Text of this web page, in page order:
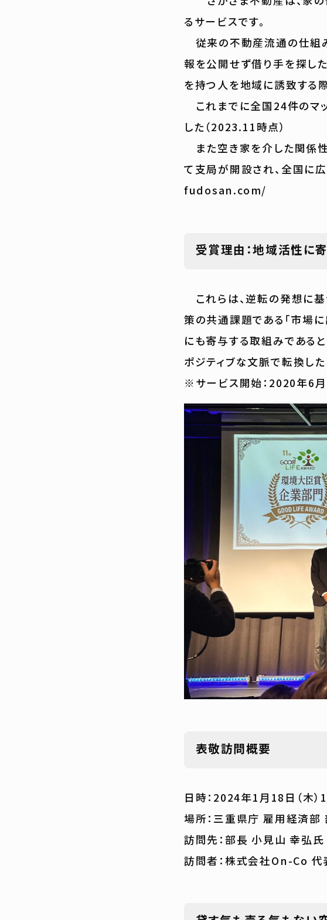
るサービスです。
従来の不動産流通の仕組み
報を公開せず借り手を探し
を持つ人を地域に誘致する
これまでに全国24件のマ
した（2023.11時点）
また空き家を介した関係
て支局が開設され、全国
fudosan.com/
受賞理由：地域活性に
これらは、逆転の発想に
策の共通課題である「市場
にも寄与する取組みである
ポジティブな文脈で転換し
※サービス開始：2020年
表敬訪問概要
日時：2024年1月18日（木
場所：三重県庁 雇用経済部
訪問先：部長 小見山 幸弘
訪問者：株式会社On-Co